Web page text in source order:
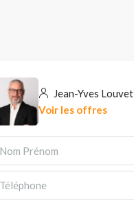
Jean-Yves Louvet
Voir les offres